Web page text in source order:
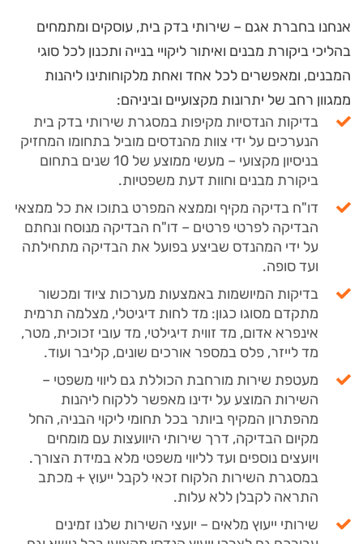
אנחנו בחברת אגם – שירותי בדק בית, עוסקים ומתמחים
בהליכי ביקורת מבנים ואיתור ליקויי בנייה ותכנון לכל סוגי
המבנים, ומאפשרים לכל אחד ואחת מלקוחותינו ליהנות
ממגוון רחב של יתרונות מקצועיים וביניהם:
בדיקות הנדסיות מקיפות במסגרת שירותי בדק בית
הנערכים על ידי צוות מהנדסים מוביל בתחומו המחזיק
בניסיון מקצועי – מעשי ממוצע של 10 שנים בתחום
ביקורת מבנים וחוות דעת משפטיות.
דו"ח בדיקה מקיף וממצא המפרט בתוכו את כל ממצאי
הבדיקה לפרטי פרטים – דו"ח הבדיקה מנוסח ונחתם
על ידי המהנדס שביצע בפועל את הבדיקה מתחילתה
ועד סופה.
בדיקות המיושמות באמצעות מערכות ציוד ומכשור
מתקדם מסוגו כגון: מד לחות דיגיטלי, מצלמה תרמית
אינפרא אדום, מד זווית דיגילטי, מד עובי זכוכית, מטר,
מד לייזר, פלס במספר אורכים שונים, קליבר ועוד.
מעטפת שירות מורחבת הכוללת גם ליווי משפטי –
השירות המוצע על ידינו מאפשר ללקוח ליהנות
מהפתרון המקיף ביותר בכל תחומי ליקוי הבניה, החל
מקיום הבדיקה, דרך שירותי היוועצות עם מומחים
ויועצים נוספים ועד לליווי משפטי מלא במידת הצורך.
במסגרת השירות הלקוח זכאי לקבל ייעוץ + מכתב
התראה לקבלן ללא עלות.
שירותי ייעוץ מלאים – יועצי השירות שלנו זמינים